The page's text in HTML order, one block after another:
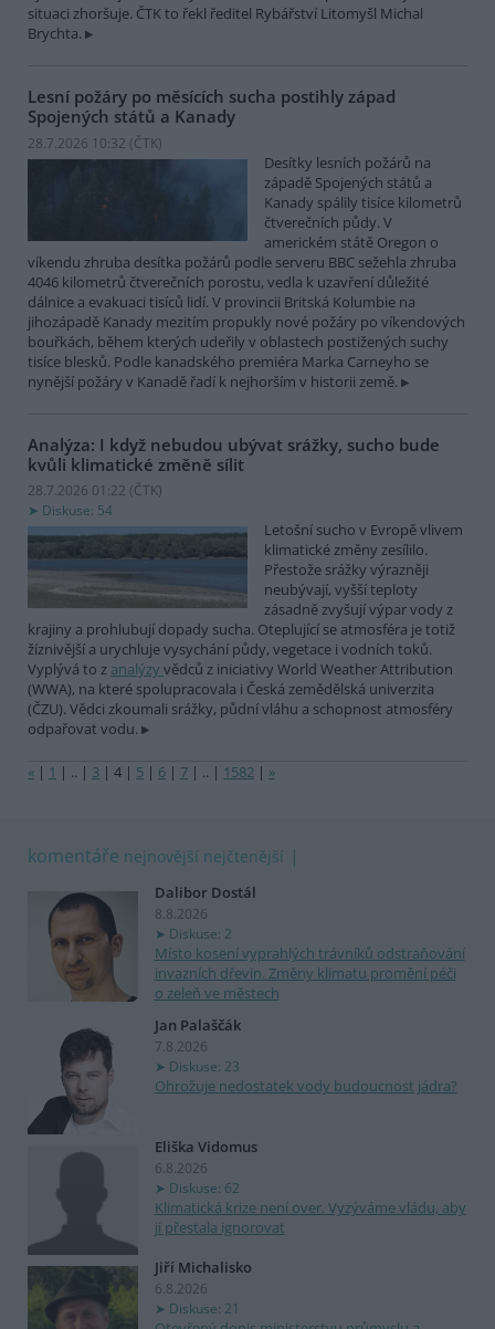
situaci zhoršuje. ČTK to řekl ředitel Rybářství Litomyšl Michal
Brychta.
Lesní požáry po měsících sucha postihly západ
Spojených států a Kanady
28.7.2026 10:32 (ČTK)
Desítky lesních požárů na
západě Spojených států a
Kanady spálily tisíce kilometrů
čtverečních půdy. V
americkém státě Oregon o
víkendu zhruba desítka požárů podle serveru BBC sežehla zhruba
4046 kilometrů čtverečních porostu, vedla k uzavření důležité
dálnice a evakuaci tisíců lidí. V provincii Britská Kolumbie na
jihozápadě Kanady mezitím propukly nové požáry po víkendových
bouřkách, během kterých udeřily v oblastech postižených suchy
tisíce blesků. Podle kanadského premiéra Marka Carneyho se
nynější požáry v Kanadě řadí k nejhorším v historii země.
Analýza: I když nebudou ubývat srážky, sucho bude
kvůli klimatické změně sílit
28.7.2026 01:22 (ČTK)
Diskuse: 54
Letošní sucho v Evropě vlivem
klimatické změny zesílilo.
Přestože srážky výrazněji
neubývají, vyšší teploty
zásadně zvyšují výpar vody z
krajiny a prohlubují dopady sucha. Oteplující se atmosféra je totiž
žíznivější a urychluje vysychání půdy, vegetace i vodních toků.
Vyplývá to z analýzy vědců z iniciativy World Weather Attribution
(WWA), na které spolupracovala i Česká zemědělská univerzita
(ČZU). Vědci zkoumali srážky, půdní vláhu a schopnost atmosféry
odpařovat vodu.
« | 1 | .. | 3 | 4 | 5 | 6 | 7 | .. | 1582 | »
komentáře nejnovější nejčtenější
Dalibor Dostál
8.8.2026
Diskuse: 2
Místo kosení vyprahlých trávníků odstraňování
invazních dřevin. Změny klimatu promění péči
o zeleň ve městech
Jan Palaščák
7.8.2026
Diskuse: 23
Ohrožuje nedostatek vody budoucnost jádra?
Eliška Vidomus
6.8.2026
Diskuse: 62
Klimatická krize není over. Vyzýváme vládu, aby
ji přestala ignorovat
Jiří Michalisko
6.8.2026
Diskuse: 21